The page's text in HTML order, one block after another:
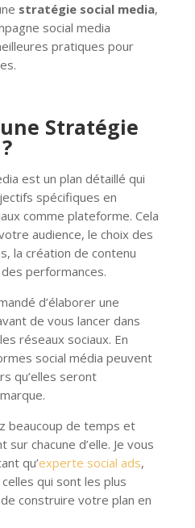
stratégie social media,
social media
pratiques pour
Stratégie
est un plan détaillé qui
spécifiques en
comme plateforme. Cela
audience, le choix des
la création de contenu
performances.
d’élaborer une
de vous lancer dans
réseaux sociaux. En
social média peuvent
qu’elles seront
beaucoup de temps et
chacune d’elle. Je vous
qu’experte social ads,
qui sont les plus
construire votre plan en